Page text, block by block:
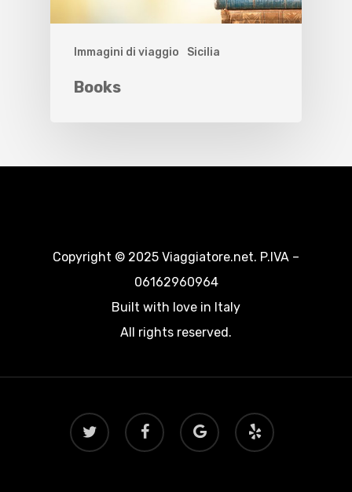
Immagini di viaggio Sicilia
Books
Copyright © 2025 Viaggiatore.net. P.IVA –
06162960964
Built with love in Italy
All rights reserved.
twitter facebook
google-
plus
yelp